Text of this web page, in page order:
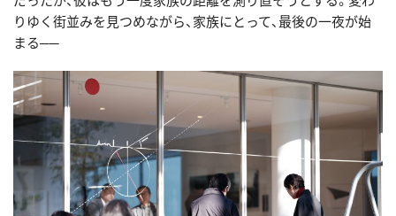
りゆく街並みを見つめながら、家族にとって、最後の一夜が始
まる──